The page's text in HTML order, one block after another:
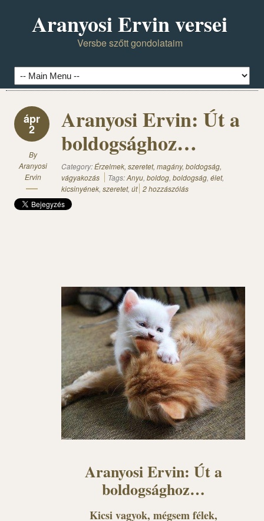
Aranyosi Ervin versei
Versbe szőtt gondolataim
ápr
2
By
Aranyosi
Ervin
Aranyosi Ervin: Út a
boldogsághoz…
Category:Érzelmek, szeretet, magány, boldogság,
vágyakozás
Tags:Anyu, boldog, boldogság, élet,
kicsinyének, szeretet, út 2 hozzászólás
Aranyosi Ervin: Út a
boldogsághoz…
Kicsi vagyok, mégsem félek,